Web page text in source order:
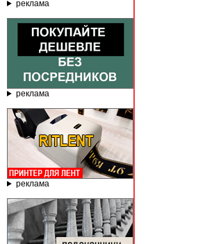
реклама
реклама
реклама